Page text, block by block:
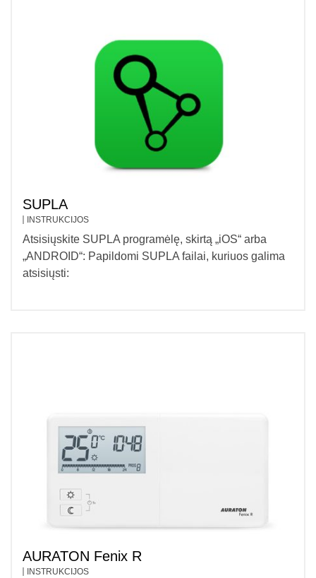
SUPLA
INSTRUKCIJOS
Atsisiųskite SUPLA programėlę, skirtą „iOS“ arba
„ANDROID“: Papildomi SUPLA failai, kuriuos galima
atsisiųsti:
AURATON Fenix R
INSTRUKCIJOS